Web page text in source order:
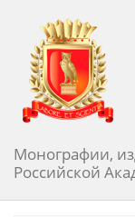
Монографии,
Российской